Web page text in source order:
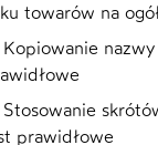
towarów na
prawidłowe